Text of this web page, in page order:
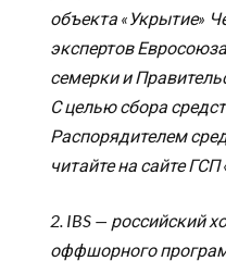
объекта «Укрытие»
экспертов
семерки и
С целью сбора
Распорядителем
читайте на сайте
2. IBS — российский
оффшорного